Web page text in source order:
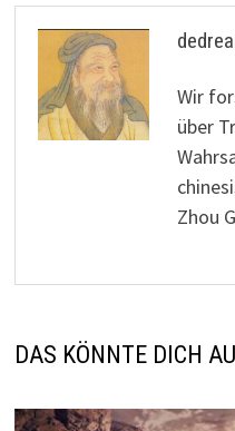
Wir
über
Zhou
DAS KÖNNTE DICH